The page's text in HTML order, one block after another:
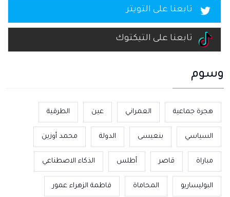
تابعنا على التويتر
تابعنا على التيكتوك
وسوم
هجرة جماعية العمراني عين الطرقية
السياسي بنعيسى الدولة محمد أوزين
مباراة قاصر أطلس الذكاء الاصطناعي
البوليساريو المحاماة فاطمة الزهراء عمور